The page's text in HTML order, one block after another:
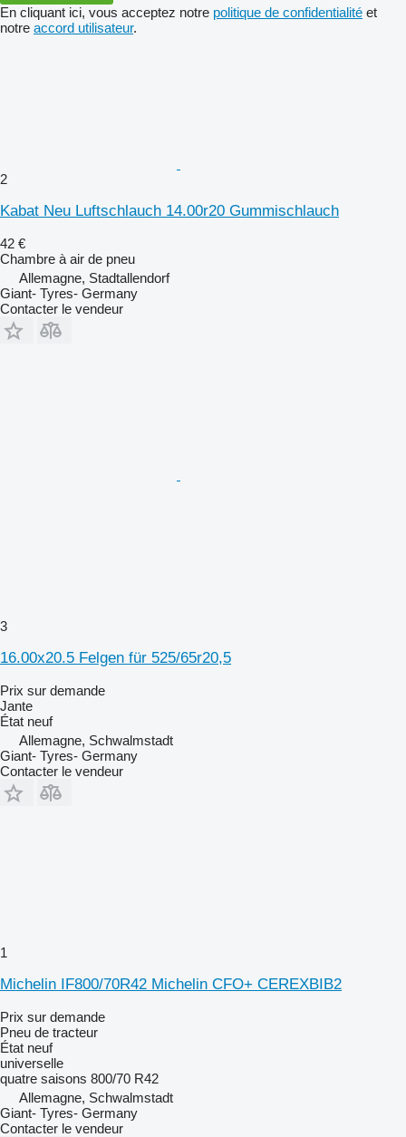
En cliquant ici, vous acceptez notre politique de confidentialité et
notre accord utilisateur.
2
Kabat Neu Luftschlauch 14.00r20 Gummischlauch
42 €
Chambre à air de pneu
Allemagne, Stadtallendorf
Giant- Tyres- Germany
Contacter le vendeur
3
16.00x20.5 Felgen für 525/65r20,5
Prix sur demande
Jante
État neuf
Allemagne, Schwalmstadt
Giant- Tyres- Germany
Contacter le vendeur
1
Michelin IF800/70R42 Michelin CFO+ CEREXBIB2
Prix sur demande
Pneu de tracteur
État neuf
universelle
quatre saisons 800/70 R42
Allemagne, Schwalmstadt
Giant- Tyres- Germany
Contacter le vendeur